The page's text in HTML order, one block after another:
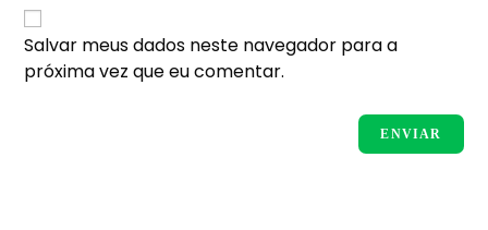
Salvar meus dados neste navegador para a
próxima vez que eu comentar.